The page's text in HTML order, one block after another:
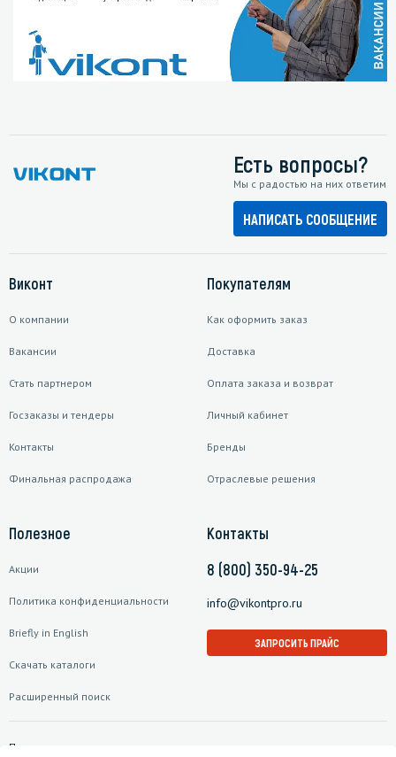
Есть вопросы?
Мы с радостью на них ответим
НАПИСАТЬ СООБЩЕНИЕ
Виконт
О компании
Вакансии
Стать партнером
Госзаказы и тендеры
Контакты
Финальная распродажа
Покупателям
Как оформить заказ
Доставка
Оплата заказа и возврат
Личный кабинет
Бренды
Отраслевые решения
Полезное
Акции
Политика конфиденциальности
Briefly in English
Скачать каталоги
Расширенный поиск
Контакты
8 (800) 350-94-25
info@vikontpro.ru
ЗАПРОСИТЬ ПРАЙС
Подписаться на рассылку